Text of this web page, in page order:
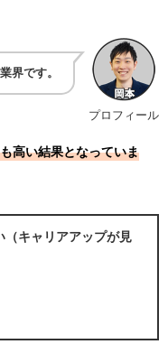
プロフィール
界です。
高い結果となっていま
（キャリアアップが見